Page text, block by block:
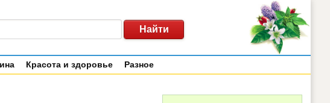
Красота и здоровье Разное